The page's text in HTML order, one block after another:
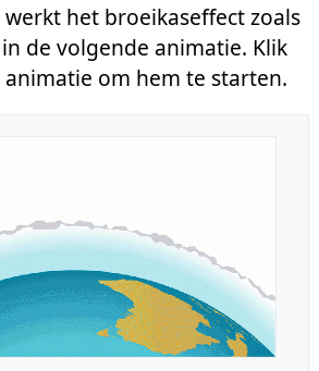
het broeikaseffect zoals
de volgende animatie. Klik
om hem te starten.